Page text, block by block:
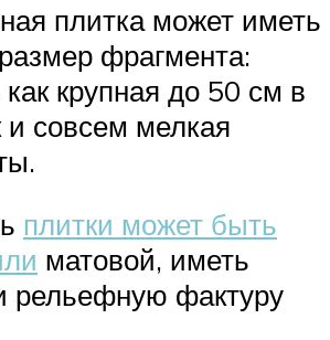
плитка может иметь
фрагмента:
крупная до 50 см в
и совсем мелкая
плитки может быть
матовой, иметь
рельефную фактуру